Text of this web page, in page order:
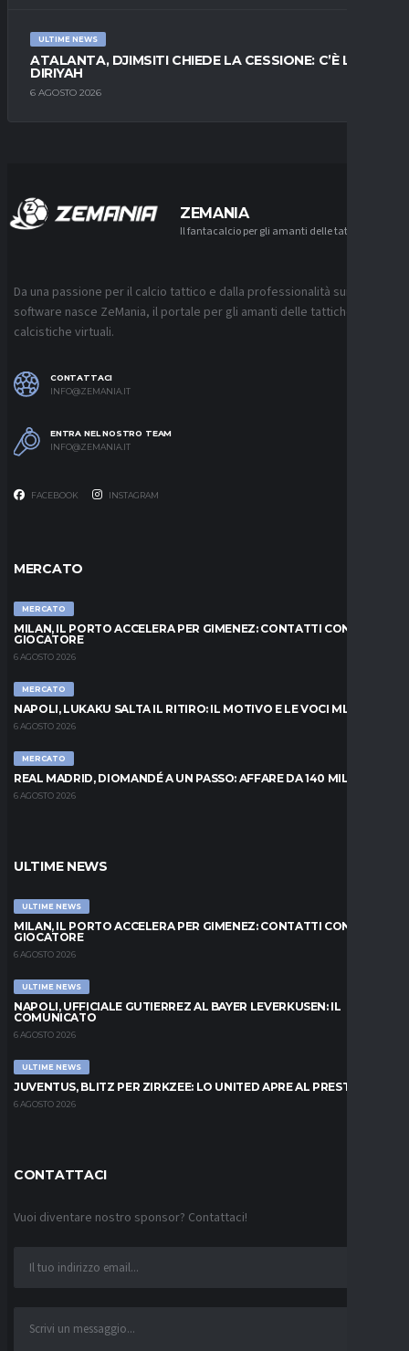
ULTIME NEWS
ATALANTA, DJIMSITI CHIEDE LA CESSIONE: C’È L’AL-
DIRIYAH
6 AGOSTO 2026
ZEMANIA
Il fantacalcio per gli amanti delle tattiche
Da una passione per il calcio tattico e dalla professionalità sui
software nasce ZeMania, il portale per gli amanti delle tattiche
calcistiche virtuali.
CONTATTACI
INFO@ZEMANIA.IT
ENTRA NEL NOSTRO TEAM
INFO@ZEMANIA.IT
FACEBOOK INSTAGRAM
MERCATO
MERCATO
MILAN, IL PORTO ACCELERA PER GIMENEZ: CONTATTI CON IL
GIOCATORE
6 AGOSTO 2026
MERCATO
NAPOLI, LUKAKU SALTA IL RITIRO: IL MOTIVO E LE VOCI MLS
6 AGOSTO 2026
MERCATO
REAL MADRID, DIOMANDÉ A UN PASSO: AFFARE DA 140 MILIONI
6 AGOSTO 2026
ULTIME NEWS
ULTIME NEWS
MILAN, IL PORTO ACCELERA PER GIMENEZ: CONTATTI CON IL
GIOCATORE
6 AGOSTO 2026
ULTIME NEWS
NAPOLI, UFFICIALE GUTIERREZ AL BAYER LEVERKUSEN: IL
COMUNICATO
6 AGOSTO 2026
ULTIME NEWS
JUVENTUS, BLITZ PER ZIRKZEE: LO UNITED APRE AL PRESTITO
6 AGOSTO 2026
CONTATTACI
Vuoi diventare nostro sponsor? Contattaci!